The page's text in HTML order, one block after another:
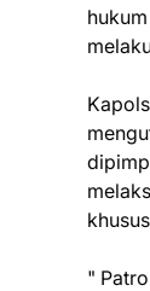
"